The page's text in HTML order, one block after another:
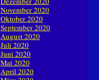
November 2020
Oktober 2020
September 2020
August 2020
Juli 2020
Juni 2020
Mai 2020
April 2020